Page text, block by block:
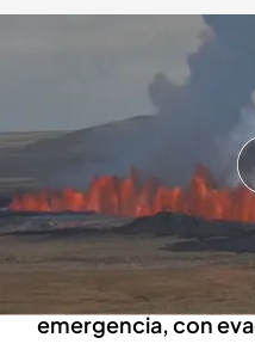
Redacción digital Noticias
30 MAY 2024 - 19:47h.
Esta última erupción
especial virulencia y
potentes
Las autoridades
emergencia, con